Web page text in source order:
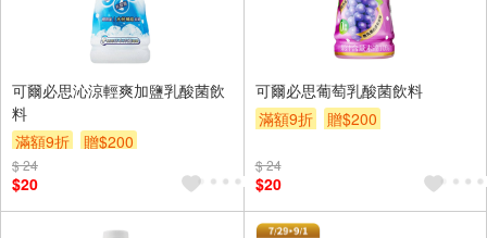
可爾必思沁涼輕爽加鹽乳酸菌飲
料
滿額9折
贈$200
$ 24
$20
可爾必思葡萄乳酸菌飲料
滿額9折
贈$200
$ 24
$20